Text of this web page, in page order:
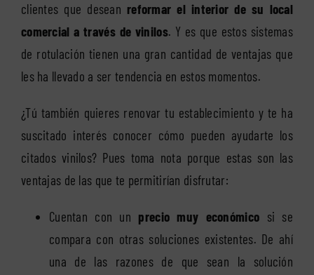
clientes que desean reformar el interior de su local
comercial a través de vinilos. Y es que estos sistemas
de rotulación tienen una gran cantidad de ventajas que
les ha llevado a ser tendencia en estos momentos.
¿Tú también quieres renovar tu establecimiento y te ha
suscitado interés conocer cómo pueden ayudarte los
citados vinilos? Pues toma nota porque estas son las
ventajas de las que te permitirían disfrutar:
Cuentan con un precio muy económico si se
compara con otras soluciones existentes. De ahí
una de las razones de que sean la solución